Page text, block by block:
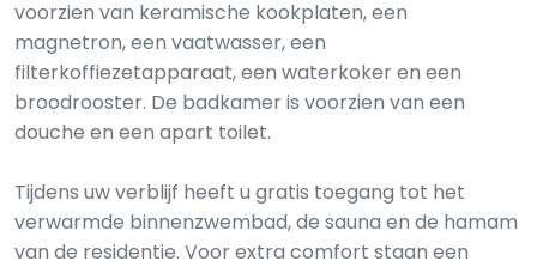
voorzien van keramische kookplaten, een
magnetron, een vaatwasser, een
filterkoffiezetapparaat, een waterkoker en een
broodrooster. De badkamer is voorzien van een
douche en een apart toilet.
Tijdens uw verblijf heeft u gratis toegang tot het
verwarmde binnenzwembad, de sauna en de hamam
van de residentie. Voor extra comfort staan ​​een